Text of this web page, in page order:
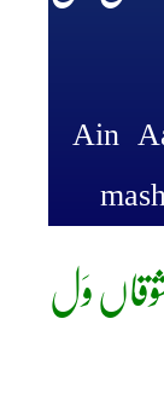
Ain
وَل